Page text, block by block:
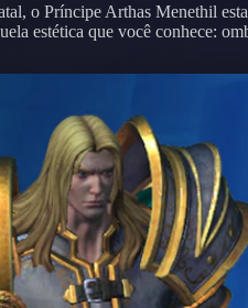
o Príncipe Arthas Menethil
estética que você conhece: